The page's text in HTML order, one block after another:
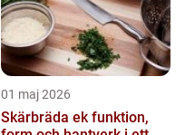
01 maj 2026
Skärbräda ek funktion,